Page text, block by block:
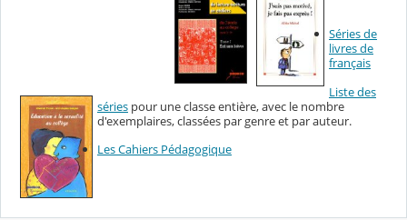
Séries de
livres de
français
Liste des
séries pour une classe entière, avec le nombre
d'exemplaires, classées par genre et par auteur.
Les Cahiers Pédagogique